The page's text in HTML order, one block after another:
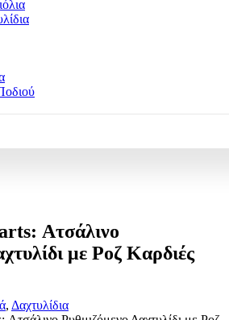
Ατσάλινο
με Ροζ Καρδιές
, Δαχτυλίδια